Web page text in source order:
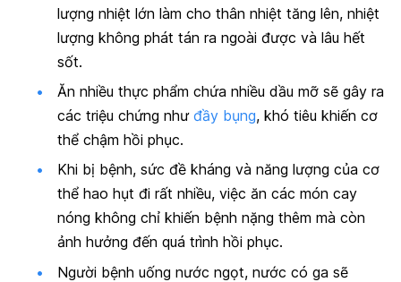
lượng nhiệt lớn làm cho thân nhiệt tăng lên, nhiệt
lượng không phát tán ra ngoài được và lâu hết
sốt.
Ăn nhiều thực phẩm chứa nhiều dầu mỡ sẽ gây ra
các triệu chứng như đầy bụng, khó tiêu khiến cơ
thể chậm hồi phục.
Khi bị bệnh, sức đề kháng và năng lượng của cơ
thể hao hụt đi rất nhiều, việc ăn các món cay
nóng không chỉ khiến bệnh nặng thêm mà còn
ảnh hưởng đến quá trình hồi phục.
Người bệnh uống nước ngọt, nước có ga sẽ